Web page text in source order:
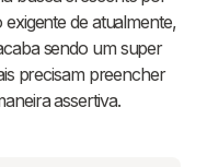
de atualmente,
sendo um super
precisam preencher
assertiva.